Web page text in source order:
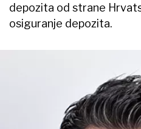
depozita od strane
osiguranje depozita.